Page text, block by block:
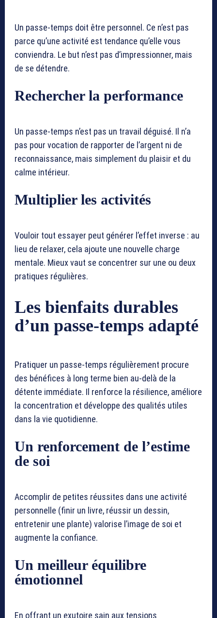
Un passe-temps doit être personnel. Ce n’est pas
parce qu’une activité est tendance qu’elle vous
conviendra. Le but n’est pas d’impressionner, mais
de se détendre.
Rechercher la performance
Un passe-temps n’est pas un travail déguisé. Il n’a
pas pour vocation de rapporter de l’argent ni de
reconnaissance, mais simplement du plaisir et du
calme intérieur.
Multiplier les activités
Vouloir tout essayer peut générer l’effet inverse : au
lieu de relaxer, cela ajoute une nouvelle charge
mentale. Mieux vaut se concentrer sur une ou deux
pratiques régulières.
Les bienfaits durables
d’un passe-temps adapté
Pratiquer un passe-temps régulièrement procure
des bénéfices à long terme bien au-delà de la
détente immédiate. Il renforce la résilience, améliore
la concentration et développe des qualités utiles
dans la vie quotidienne.
Un renforcement de l’estime
de soi
Accomplir de petites réussites dans une activité
personnelle (finir un livre, réussir un dessin,
entretenir une plante) valorise l’image de soi et
augmente la confiance.
Un meilleur équilibre
émotionnel
En offrant un exutoire sain aux tensions